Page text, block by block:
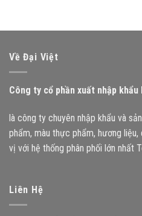
Về Đại Việt
Công ty cổ phần xuất nhập
là công ty chuyên nhập khẩu và
phẩm, màu thực phẩm, hương
vị với hệ thống phân phối lớn nhất
Liên Hệ